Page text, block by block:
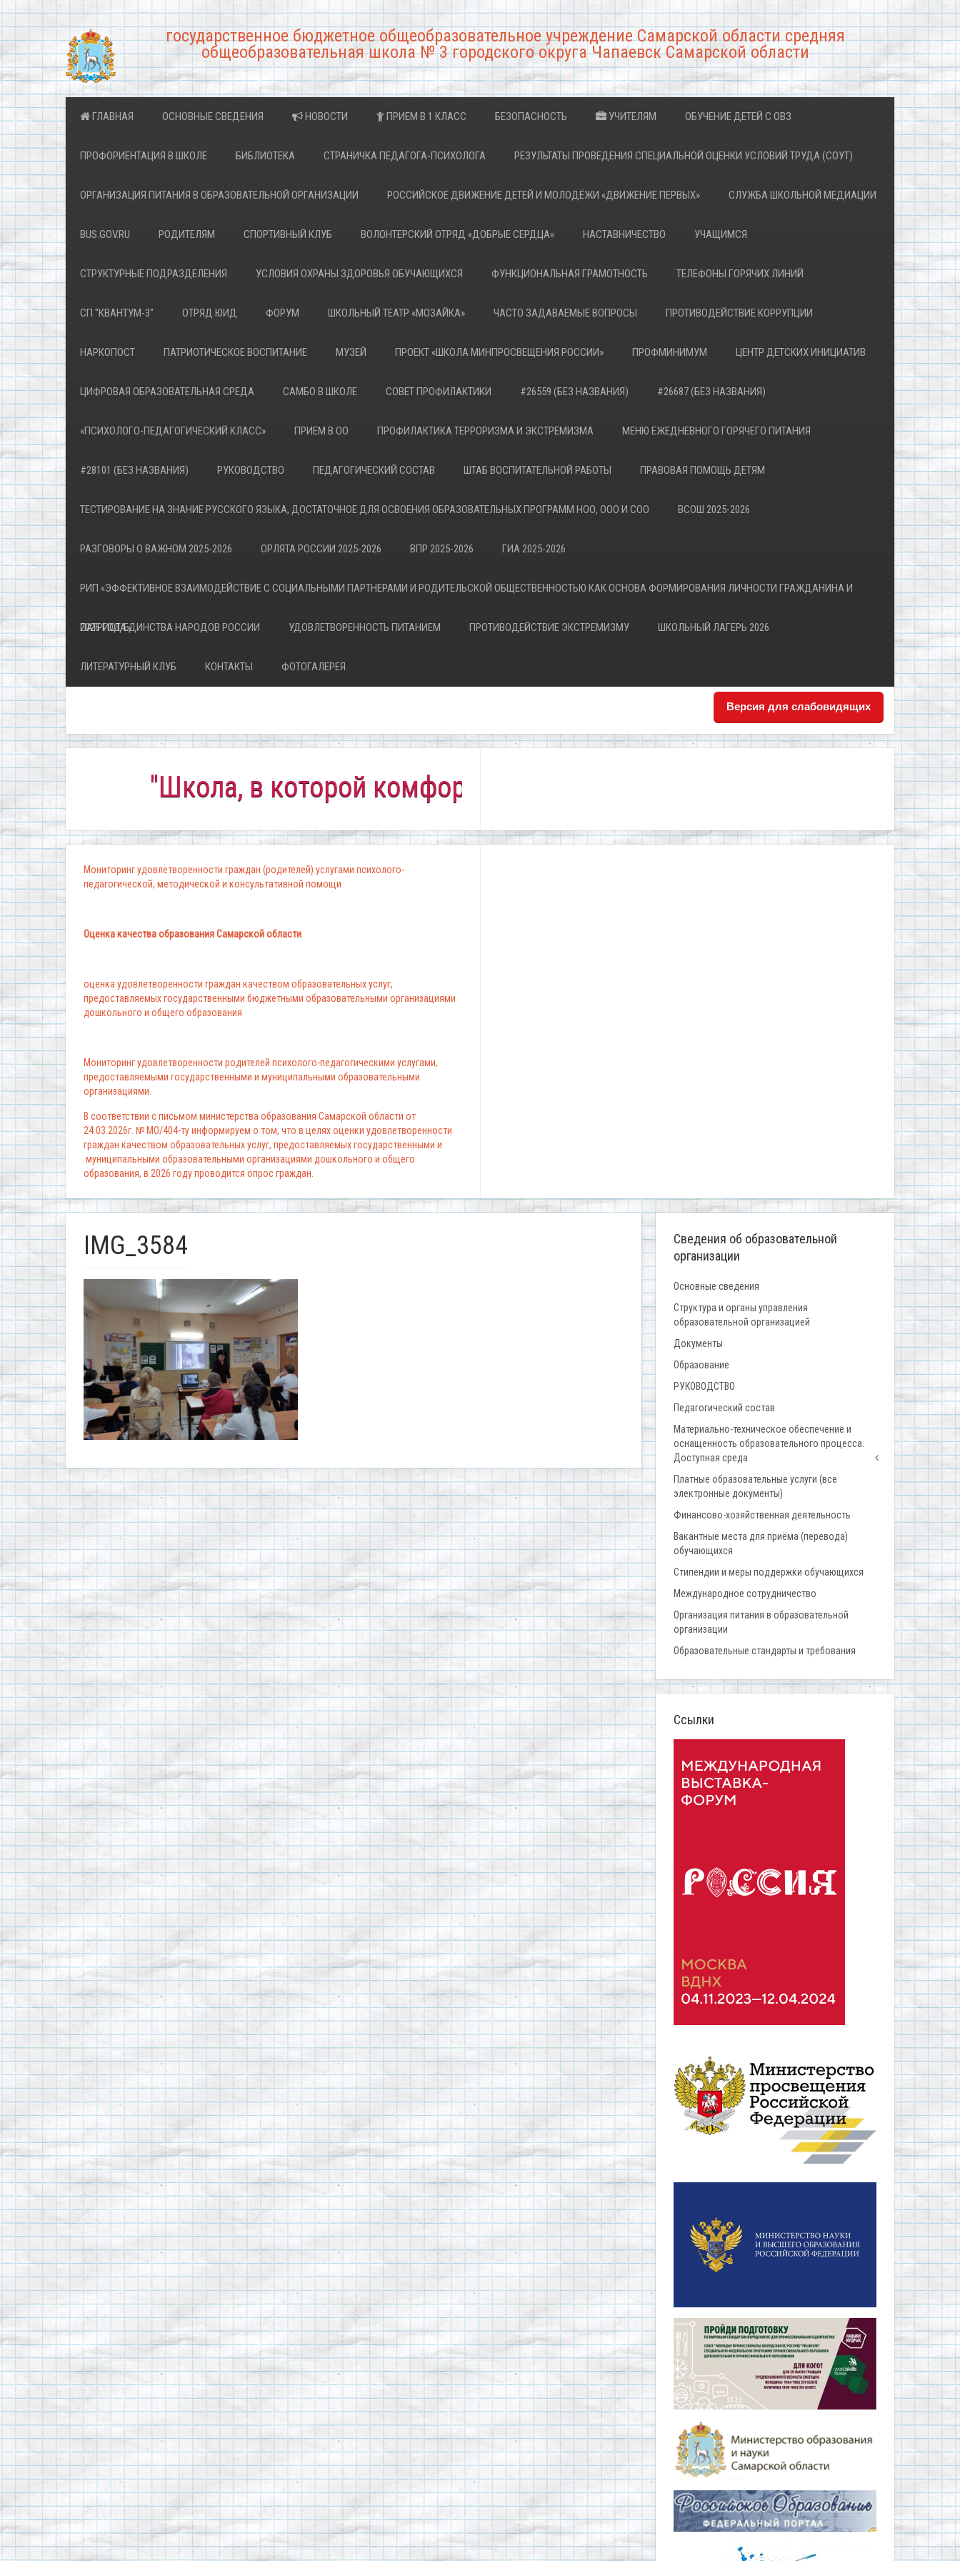
государственное бюджетное общеобразовательное учреждение Самарской области средняя
общеобразовательная школа № 3 городского округа Чапаевск Самарской области
ГЛАВНАЯ ОСНОВНЫЕ СВЕДЕНИЯ НОВОСТИ ПРИЁМ В 1 КЛАСС БЕЗОПАСНОСТЬ УЧИТЕЛЯМ ОБУЧЕНИЕ ДЕТЕЙ С ОВЗ
ПРОФОРИЕНТАЦИЯ В ШКОЛЕ БИБЛИОТЕКА СТРАНИЧКА ПЕДАГОГА-ПСИХОЛОГА РЕЗУЛЬТАТЫ ПРОВЕДЕНИЯ СПЕЦИАЛЬНОЙ ОЦЕНКИ УСЛОВИЙ ТРУДА (СОУТ)
ОРГАНИЗАЦИЯ ПИТАНИЯ В ОБРАЗОВАТЕЛЬНОЙ ОРГАНИЗАЦИИ РОССИЙСКОЕ ДВИЖЕНИЕ ДЕТЕЙ И МОЛОДЁЖИ «ДВИЖЕНИЕ ПЕРВЫХ» СЛУЖБА ШКОЛЬНОЙ МЕДИАЦИИ
BUS.GOV.RU РОДИТЕЛЯМ СПОРТИВНЫЙ КЛУБ ВОЛОНТЕРСКИЙ ОТРЯД «ДОБРЫЕ СЕРДЦА» НАСТАВНИЧЕСТВО УЧАЩИМСЯ
СТРУКТУРНЫЕ ПОДРАЗДЕЛЕНИЯ УСЛОВИЯ ОХРАНЫ ЗДОРОВЬЯ ОБУЧАЮЩИХСЯ ФУНКЦИОНАЛЬНАЯ ГРАМОТНОСТЬ ТЕЛЕФОНЫ ГОРЯЧИХ ЛИНИЙ
СП "КВАНТУМ-3" ОТРЯД ЮИД ФОРУМ ШКОЛЬНЫЙ ТЕАТР «МОЗАЙКА» ЧАСТО ЗАДАВАЕМЫЕ ВОПРОСЫ ПРОТИВОДЕЙСТВИЕ КОРРУПЦИИ
НАРКОПОСТ ПАТРИОТИЧЕСКОЕ ВОСПИТАНИЕ МУЗЕЙ ПРОЕКТ «ШКОЛА МИНПРОСВЕЩЕНИЯ РОССИИ» ПРОФМИНИМУМ ЦЕНТР ДЕТСКИХ ИНИЦИАТИВ
ЦИФРОВАЯ ОБРАЗОВАТЕЛЬНАЯ СРЕДА САМБО В ШКОЛЕ СОВЕТ ПРОФИЛАКТИКИ #26559 (БЕЗ НАЗВАНИЯ) #26687 (БЕЗ НАЗВАНИЯ)
«ПСИХОЛОГО-ПЕДАГОГИЧЕСКИЙ КЛАСС» ПРИЕМ В ОО ПРОФИЛАКТИКА ТЕРРОРИЗМА И ЭКСТРЕМИЗМА МЕНЮ ЕЖЕДНЕВНОГО ГОРЯЧЕГО ПИТАНИЯ
#28101 (БЕЗ НАЗВАНИЯ) РУКОВОДСТВО ПЕДАГОГИЧЕСКИЙ СОСТАВ ШТАБ ВОСПИТАТЕЛЬНОЙ РАБОТЫ ПРАВОВАЯ ПОМОЩЬ ДЕТЯМ
ТЕСТИРОВАНИЕ НА ЗНАНИЕ РУССКОГО ЯЗЫКА, ДОСТАТОЧНОЕ ДЛЯ ОСВОЕНИЯ ОБРАЗОВАТЕЛЬНЫХ ПРОГРАММ НОО, ООО И СОО ВСОШ 2025-2026
РАЗГОВОРЫ О ВАЖНОМ 2025-2026 ОРЛЯТА РОССИИ 2025-2026 ВПР 2025-2026 ГИА 2025-2026
РИП «ЭФФЕКТИВНОЕ ВЗАИМОДЕЙСТВИЕ С СОЦИАЛЬНЫМИ ПАРТНЕРАМИ И РОДИТЕЛЬСКОЙ ОБЩЕСТВЕННОСТЬЮ КАК ОСНОВА ФОРМИРОВАНИЯ ЛИЧНОСТИ ГРАЖДАНИНА И
ПАТРИОТА»
2026 ГОД ЕДИНСТВА НАРОДОВ РОССИИ УДОВЛЕТВОРЕННОСТЬ ПИТАНИЕМ ПРОТИВОДЕЙСТВИЕ ЭКСТРЕМИЗМУ ШКОЛЬНЫЙ ЛАГЕРЬ 2026
ЛИТЕРАТУРНЫЙ КЛУБ КОНТАКТЫ ФОТОГАЛЕРЕЯ
Версия для слабовидящих
"Школа, в которой комфортно всем!"
Мониторинг удовлетворенности граждан (родителей) услугами психолого-
педагогической, методической и консультативной помощи
Оценка качества образования Самарской области
оценка удовлетворенности граждан качеством образовательных услуг,
предоставляемых государственными бюджетными образовательными организациями
дошкольного и общего образования
Мониторинг удовлетворенности родителей психолого-педагогическими услугами,
предоставляемыми государственными и муниципальными образовательными
организациями.
В соответствии с письмом министерства образования Самарской области от
24.03.2026г. № МО/404-ту информируем о том, что в целях оценки удовлетворенности
граждан качеством образовательных услуг, предоставляемых государственными и
муниципальными образовательными организациями дошкольного и общего
образования, в 2026 году проводится опрос граждан.
IMG_3584
Сведения об образовательной
организации
Основные сведения
Структура и органы управления
образовательной организацией
Документы
Образование
РУКОВОДСТВО
Педагогический состав
Материально-техническое обеспечение и
оснащенность образовательного процесса.
Доступная среда
Платные образовательные услуги (все
электронные документы)
Финансово-хозяйственная деятельность
Вакантные места для приёма (перевода)
обучающихся
Стипендии и меры поддержки обучающихся
Международное сотрудничество
Организация питания в образовательной
организации
Образовательные стандарты и требования
Ссылки